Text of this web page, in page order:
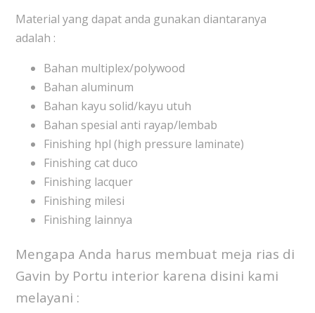
Material yang dapat anda gunakan diantaranya
adalah :
Bahan multiplex/polywood
Bahan aluminum
Bahan kayu solid/kayu utuh
Bahan spesial anti rayap/lembab
Finishing hpl (high pressure laminate)
Finishing cat duco
Finishing lacquer
Finishing milesi
Finishing lainnya
Mengapa Anda harus membuat meja rias di
Gavin by Portu interior karena disini kami
melayani :